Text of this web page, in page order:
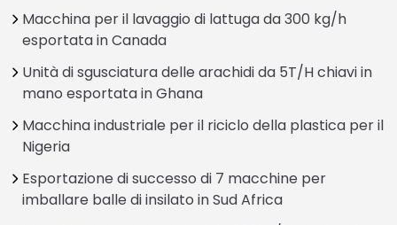
Macchina per il lavaggio di lattuga da 300 kg/h
esportata in Canada
Unità di sgusciatura delle arachidi da 5T/H chiavi in
mano esportata in Ghana
Macchina industriale per il riciclo della plastica per il
Nigeria
Esportazione di successo di 7 macchine per
imballare balle di insilato in Sud Africa